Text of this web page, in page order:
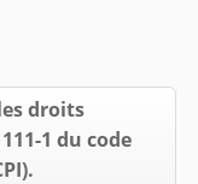
droits
1 du code